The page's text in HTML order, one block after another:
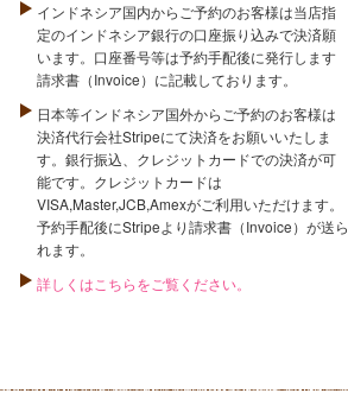
インドネシア国内からご予約のお客様は当店指
定のインドネシア銀行の口座振り込みで決済願
います。口座番号等は予約手配後に発行します
請求書（Invoice）に記載しております。
日本等インドネシア国外からご予約のお客様は
決済代行会社Stripeにて決済をお願いいたしま
す。銀行振込、クレジットカードでの決済が可
能です。クレジットカードは
VISA,Master,JCB,Amexがご利用いただけます。
予約手配後にStripeより請求書（Invoice）が送ら
れます。
詳しくはこちらをご覧ください。